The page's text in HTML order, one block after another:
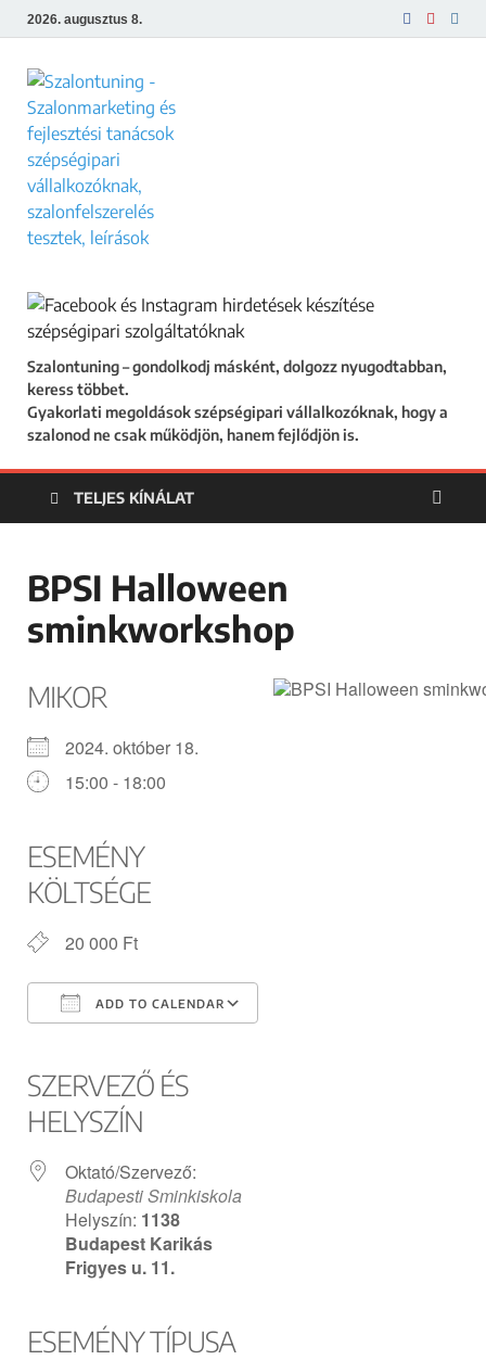
2026. augusztus 8.
Szalontuning – gondolkodj másként, dolgozz nyugodtabban,
keress többet.
Gyakorlati megoldások szépségipari vállalkozóknak, hogy a
szalonod ne csak működjön, hanem fejlődjön is.
TELJES KÍNÁLAT
BPSI Halloween
sminkworkshop
MIKOR
2024. október 18.
15:00 - 18:00
ESEMÉNY
KÖLTSÉGE
20 000 Ft
ADD TO CALENDAR
SZERVEZŐ ÉS
HELYSZÍN
Oktató/Szervező:
Budapesti Sminkiskola
Helyszín: 1138
Budapest Karikás
Frigyes u. 11.
ESEMÉNY TÍPUSA